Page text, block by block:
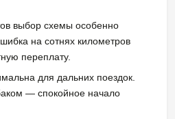
выбор схемы особенно
на сотнях километров
переплату.
для дальних поездок.
— спокойное начало